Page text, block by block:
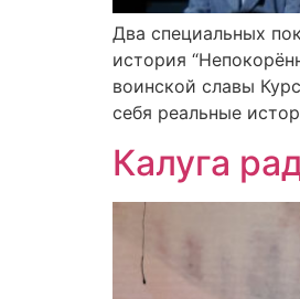
Два специальных
история
воинской славы
себя реальные
Калуга